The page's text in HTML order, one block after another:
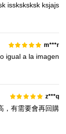
issksksksk ksjajs
m***r
igual a la imagen
z***q
，有需要會再回購